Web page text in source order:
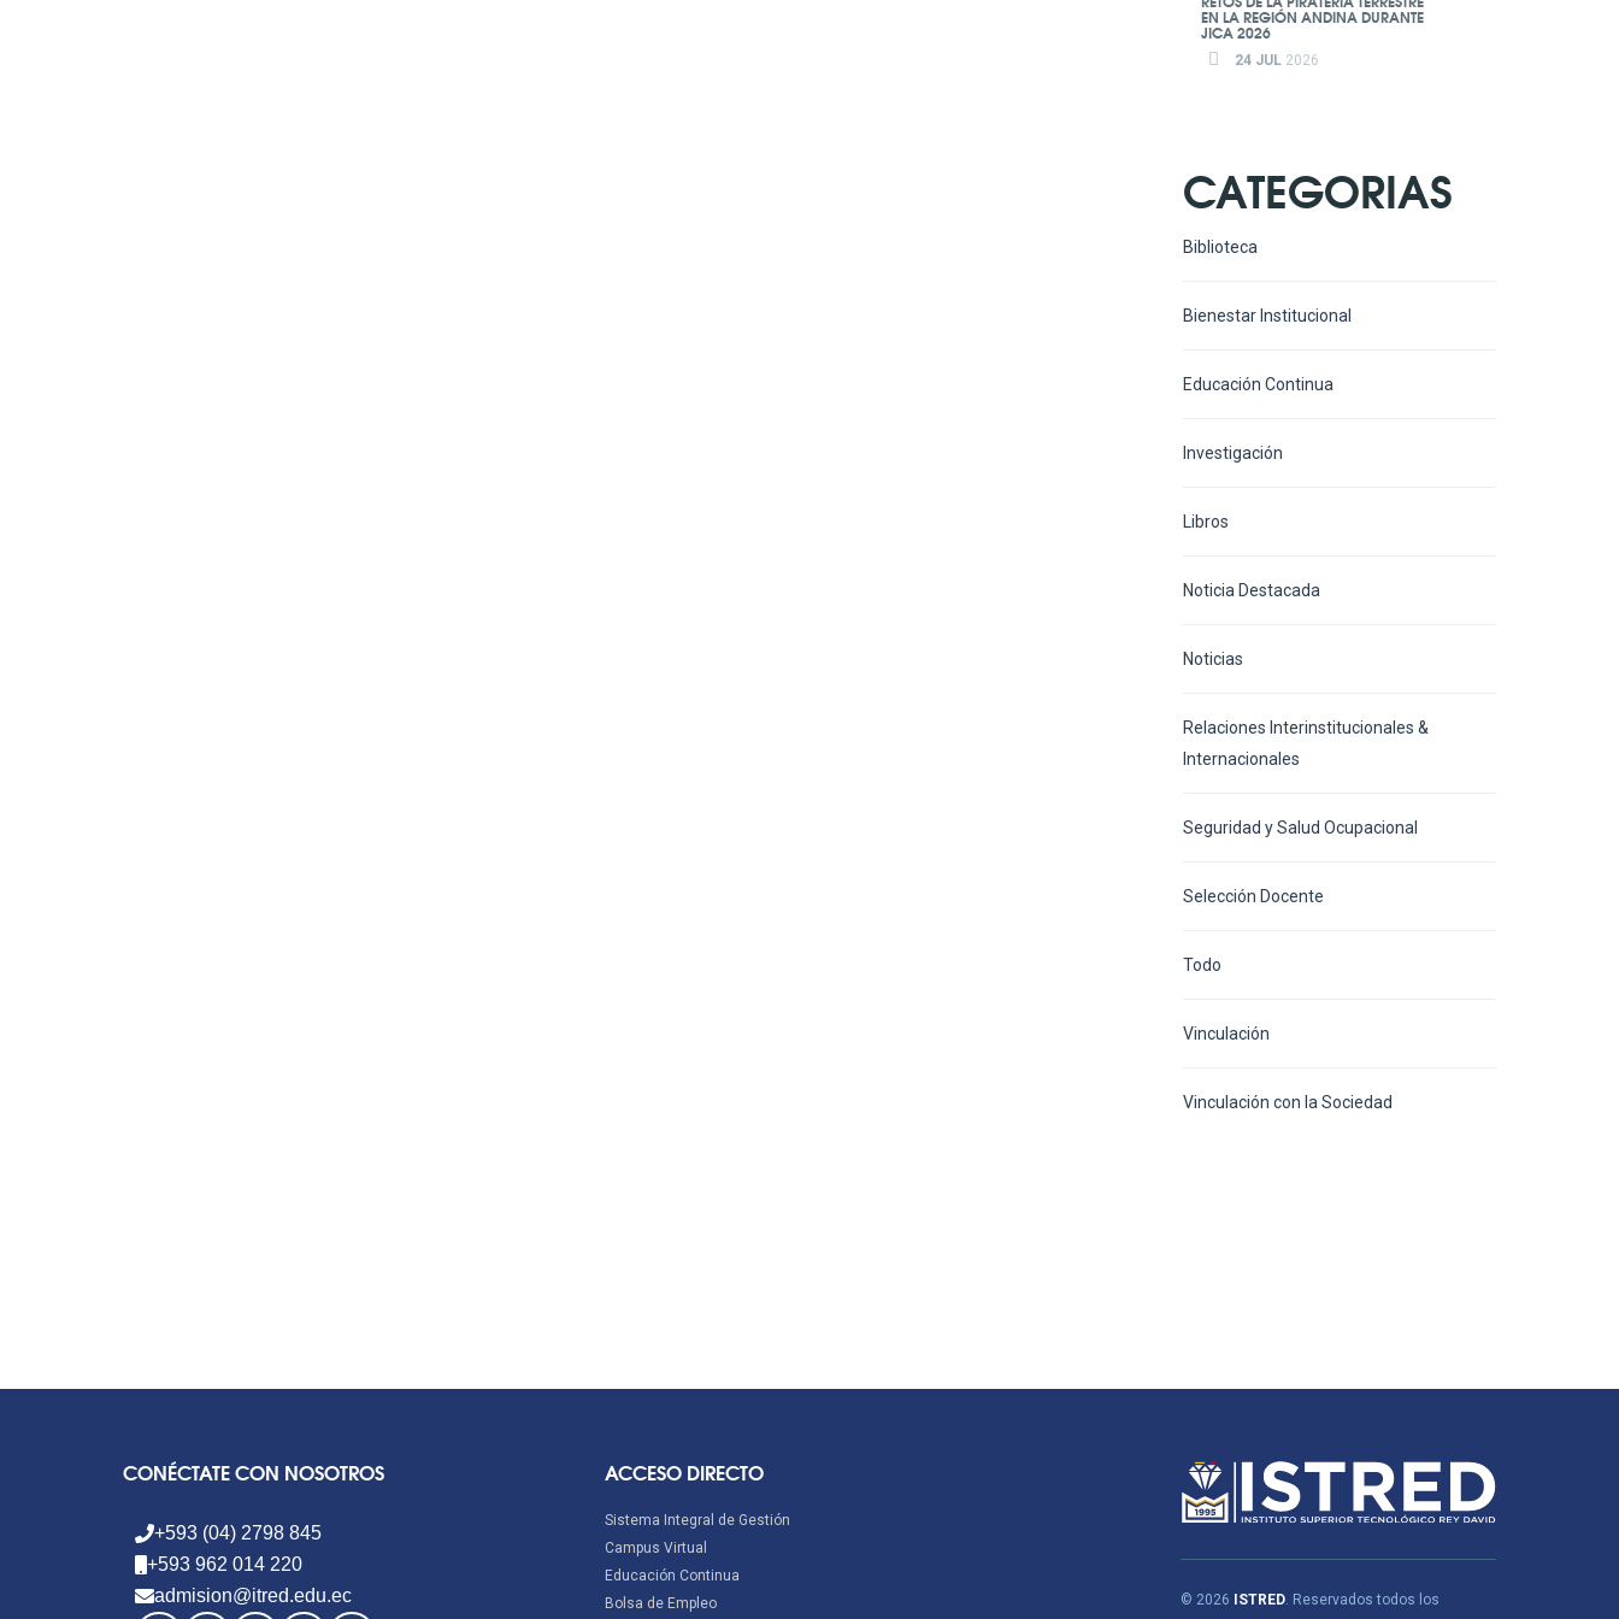
EN LA REGIÓN ANDINA DURANTE
JICA 2026
24 JUL 2026
CATEGORIAS
Biblioteca
Bienestar Institucional
Educación Continua
Investigación
Libros
Noticia Destacada
Noticias
Relaciones Interinstitucionales &
Internacionales
Seguridad y Salud Ocupacional
Selección Docente
Todo
Vinculación
Vinculación con la Sociedad
CONÉCTATE CON NOSOTROS
+593 (04) 2798 845
+593 962 014 220
admision@itred.edu.ec
ACCESO DIRECTO
Sistema Integral de Gestión
Campus Virtual
Educación Continua
Bolsa de Empleo
© 2026 ISTRED. Reservados todos los